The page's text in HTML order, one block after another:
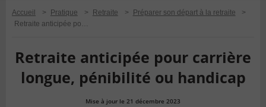
Accueil > Pratique > Retraite > Préparer son départ à la retraite
>
Retraite anticipée pour carrière longue, pénibilité ou handicap
Retraite anticipée pour carrière
longue, pénibilité ou handicap
Mise à jour le 21 décembre 2023